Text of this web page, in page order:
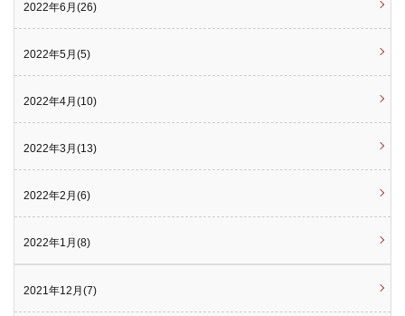
2022年6月(26)
2022年5月(5)
2022年4月(10)
2022年3月(13)
2022年2月(6)
2022年1月(8)
2021年12月(7)